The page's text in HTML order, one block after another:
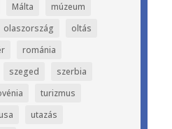
Málta
múzeum
olaszország
oltás
románia
szeged
szerbia
turizmus
utazás